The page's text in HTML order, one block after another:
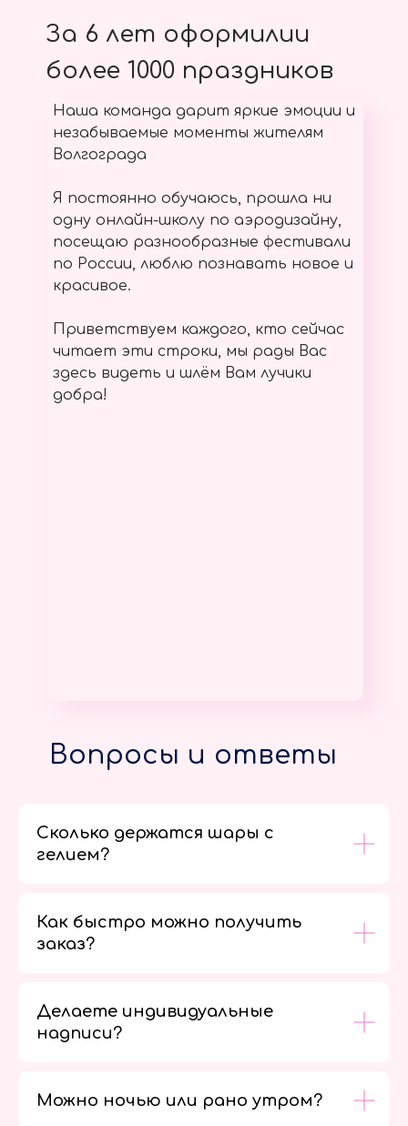
За 6 лет оформилии
более 1000 праздников
Наша команда дарит яркие эмоции и
незабываемые моменты жителям
Волгограда
Я постоянно обучаюсь, прошла ни
одну онлайн-школу по аэродизайну,
посещаю разнообразные фестивали
по России, люблю познавать новое и
красивое.
Приветствуем каждого, кто сейчас
читает эти строки, мы рады Вас
здесь видеть и шлём Вам лучики
добра!
Вопросы и ответы
Сколько держатся шары с
гелием?
Как быстро можно получить
заказ?
Делаете индивидуальные
надписи?
Можно ночью или рано утром?